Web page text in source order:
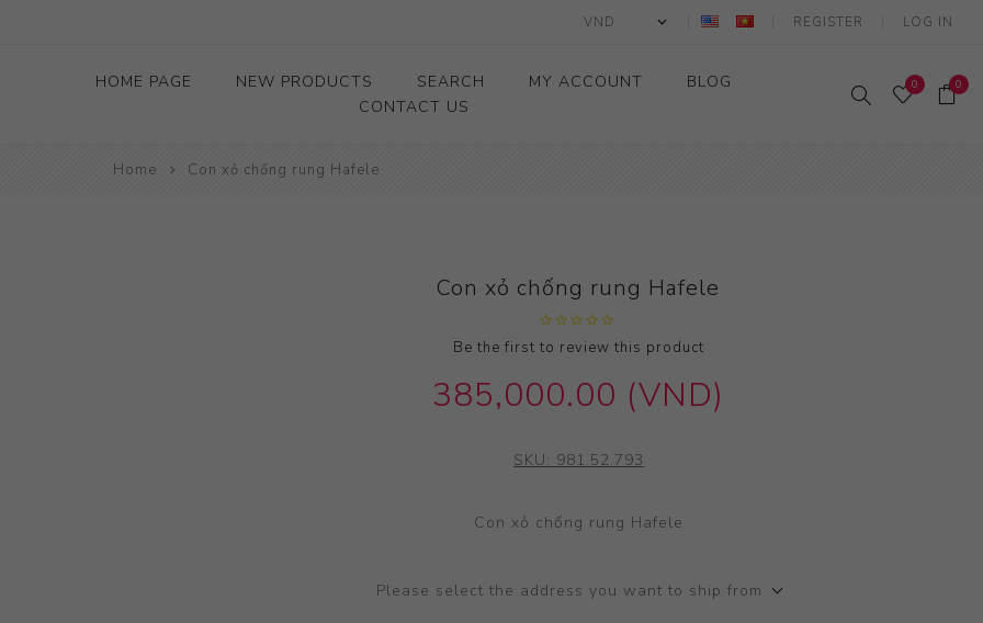
REGISTER LOG IN
HOME PAGE NEW PRODUCTS SEARCH MY ACCOUNT
BLOG
CONTACT US
0 0
Home Con xỏ chống rung Hafele
Con xỏ chống rung Hafele
Be the first to review this product
385,000.00 (VND)
SKU: 981.52.793
Con xỏ chống rung Hafele
Please select the address you want to ship from